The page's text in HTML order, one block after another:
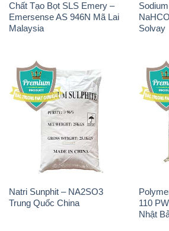
Chất Tạo Bọt SLS Emery –
Emersense AS 946N Mã Lai
Malaysia
Solvay
Natri Sunphit – NA2SO3
Trung Quốc China
110
Nhật